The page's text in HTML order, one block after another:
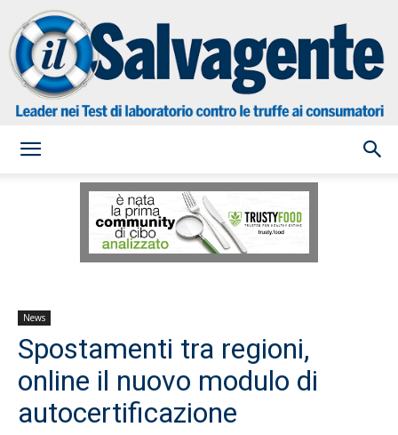
Salvagente
News
Spostamenti tra regioni,
online il nuovo modulo di
autocertificazione